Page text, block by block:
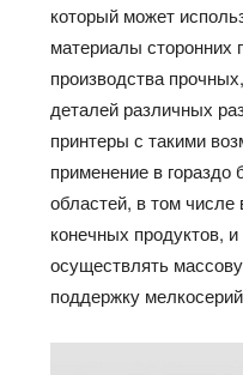
который может
материалы сторонних
производства
деталей различных
принтеры с такими
применение в
областей, в том числе
конечных продуктов,
осуществлять
поддержку